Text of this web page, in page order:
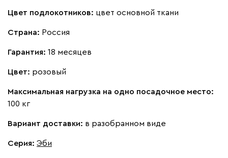
Цвет подлокотников: цвет основной ткани
Страна: Россия
Гарантия: 18 месяцев
Цвет: розовый
Максимальная нагрузка на одно посадочное место:
100 кг
Вариант доставки: в разобранном виде
Серия: Эби